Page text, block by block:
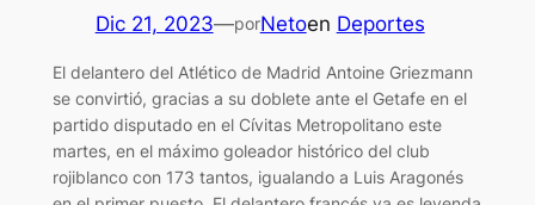
Dic 21, 2023—porNetoen Deportes
El delantero del Atlético de Madrid Antoine Griezmann
se convirtió, gracias a su doblete ante el Getafe en el
partido disputado en el Cívitas Metropolitano este
martes, en el máximo goleador histórico del club
rojiblanco con 173 tantos, igualando a Luis Aragonés